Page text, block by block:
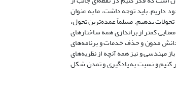
داریم. باید توجه داشت، ما به عنوان
بدهیم. مسلماً عمده‌ترین تحول،
کمتر از براندازی همه ساختارهای
دانش مدون و حذف خدمات و برنامه‌های
مهندسی و نیز همه آنچه از نظریه‌های
کنیم و نسبت به یادگیری و تمدن شکل